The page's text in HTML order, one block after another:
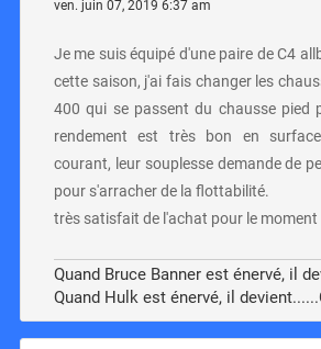
ven. juin 07, 2019 6:37 am
Je me suis équipé d'une paire de C4
cette saison, j'ai fais changer les
400 qui se passent du chausse pied
rendement est très bon en
courant, leur souplesse demande de
pour s'arracher de la flottabilité.
très satisfait de l'achat pour le moment
Quand Bruce Banner est énervé, il
Quand Hulk est énervé, il